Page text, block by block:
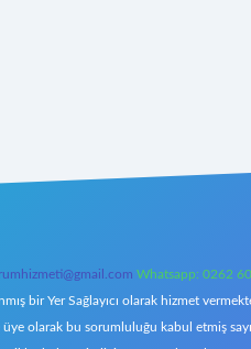
Whatsapp: 0262
bir Yer Sağlayıcı olarak hizmet
olarak bu sorumluluğu kabul etmiş